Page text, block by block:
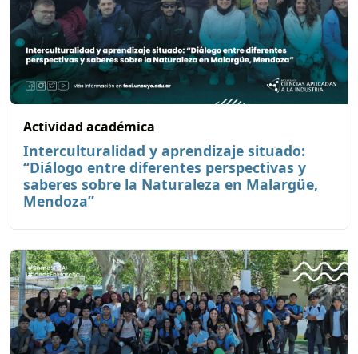
Actividad académica
Interculturalidad y aprendizaje situado:
“Diálogo entre diferentes perspectivas y
saberes sobre la Naturaleza en Malargüe,
Mendoza”